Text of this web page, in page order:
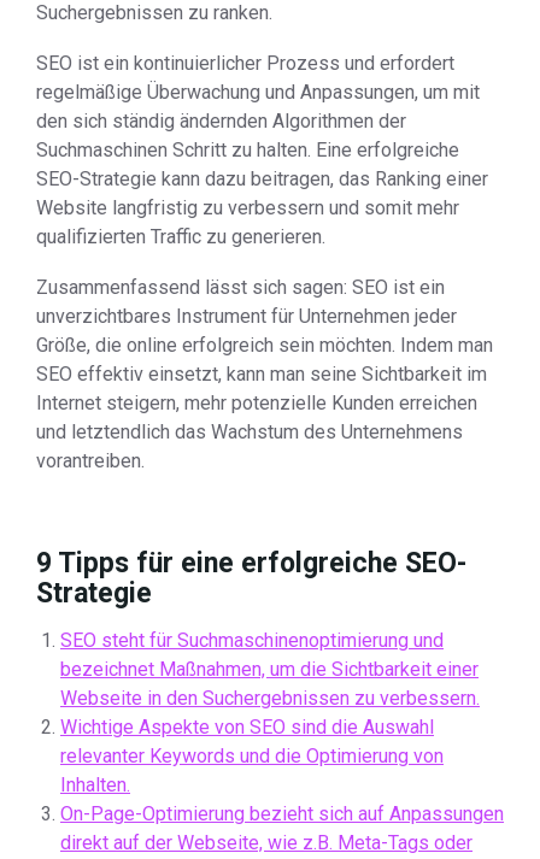
Suchergebnissen zu ranken.
SEO ist ein kontinuierlicher Prozess und erfordert
regelmäßige Überwachung und Anpassungen, um mit
den sich ständig ändernden Algorithmen der
Suchmaschinen Schritt zu halten. Eine erfolgreiche
SEO-Strategie kann dazu beitragen, das Ranking einer
Website langfristig zu verbessern und somit mehr
qualifizierten Traffic zu generieren.
Zusammenfassend lässt sich sagen: SEO ist ein
unverzichtbares Instrument für Unternehmen jeder
Größe, die online erfolgreich sein möchten. Indem man
SEO effektiv einsetzt, kann man seine Sichtbarkeit im
Internet steigern, mehr potenzielle Kunden erreichen
und letztendlich das Wachstum des Unternehmens
vorantreiben.
9 Tipps für eine erfolgreiche SEO-
Strategie
SEO steht für Suchmaschinenoptimierung und
bezeichnet Maßnahmen, um die Sichtbarkeit einer
Webseite in den Suchergebnissen zu verbessern.
Wichtige Aspekte von SEO sind die Auswahl
relevanter Keywords und die Optimierung von
Inhalten.
On-Page-Optimierung bezieht sich auf Anpassungen
direkt auf der Webseite, wie z.B. Meta-Tags oder